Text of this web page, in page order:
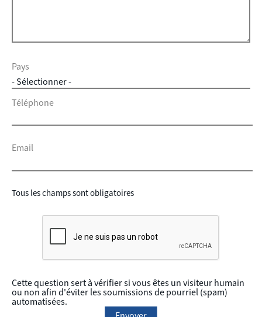
Pays
Téléphone
Email
Tous les champs sont obligatoires
Cette question sert à vérifier si vous êtes un visiteur humain
ou non afin d'éviter les soumissions de pourriel (spam)
automatisées.